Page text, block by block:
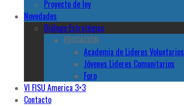
Proyecto de ley
Novedades
Diálogo Estratégico
EDUCACION
Academia de Lideres Voluntarios
Jóvenes Lideres Comunitarios
Foro
VI FISU America 3×3
Contacto